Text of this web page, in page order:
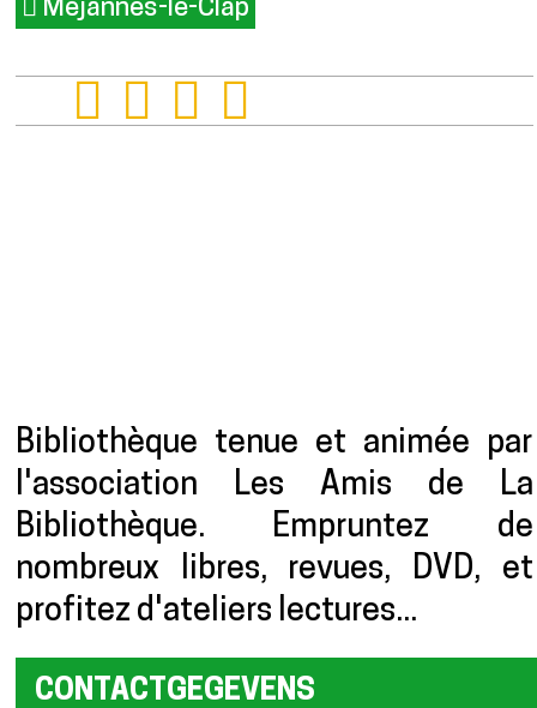
Méjannes-le-Clap
Presentatie
Bibliothèque tenue et animée par
l'association Les Amis de La
Bibliothèque. Empruntez de
nombreux libres, revues, DVD, et
profitez d'ateliers lectures...
CONTACTGEGEVENS